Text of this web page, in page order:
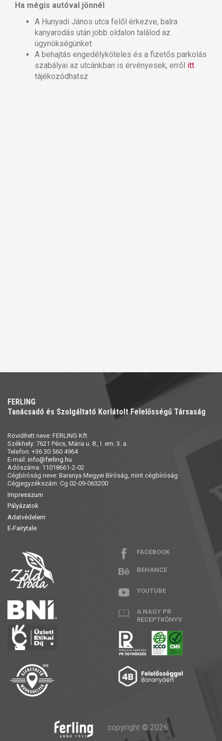
Ha mégis autóval jönnél
A Hunyadi János utca felől érkezve, balra
kanyarodás után jobb oldalon találod az
ügynökségünket
A behajtás engedélyköteles és a fizetős parkolás
szabályai az utcánkban is érvényesek, erről itt
tájékozódhatsz
FERLING
Tanácsadó és Szolgáltató Korlátolt Felelősségű Társaság
Rövidített neve: FERLING Kft.
Székhely: 7621 Pécs, Mária u. 8., I. em. 3. a.
Telefon: +36 30 560 4964
E-mail: info@ferling.hu
Adószáma: 11018661-2-02
Cégbíróság neve: Baranya Megyei Bíróság, mint cégbíróság
Cégjegyzékszám: Cg 02-09-063200
Impresszum
Pályázatok
Adatvédelem
E-Fairytale
FACEBOOK
BEHANCE
YOUTUBE
A NAGY PR
RECEPTKÖNYV
copyright © 2026